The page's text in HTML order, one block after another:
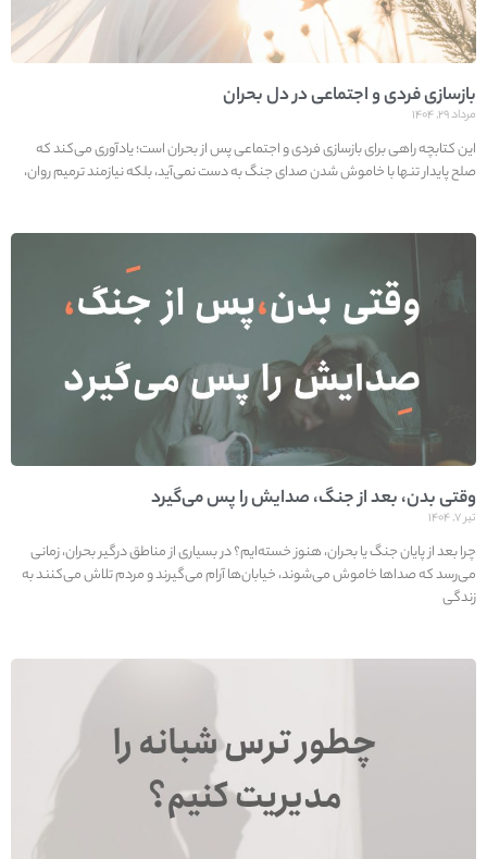
بازسازی فردی و اجتماعی در دل بحران
مرداد ۲۹, ۱۴۰۴
این کتابچه راهی برای بازسازی فردی و اجتماعی پس از بحران است؛ یادآوری می‌کند که
صلح پایدار تنها با خاموش شدن صدای جنگ به دست نمی‌آید، بلکه نیازمند ترمیم روان،
وقتی بدن، بعد از جنگ، صدایش را پس می‌گیرد
تیر ۷, ۱۴۰۴
چرا بعد از پایان جنگ یا بحران، هنوز خسته‌ایم؟ در بسیاری از مناطق درگیر بحران، زمانی
می‌رسد که صداها خاموش می‌شوند، خیابان‌ها آرام می‌گیرند و مردم تلاش می‌کنند به
زندگی